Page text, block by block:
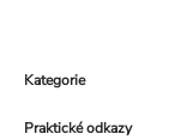
Kategorie
Praktické odkazy